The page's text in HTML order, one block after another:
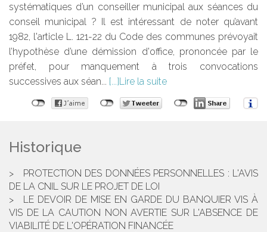
systématiques d’un conseiller municipal aux séances du
conseil municipal ? Il est intéressant de noter qu’avant
1982, l'article L. 121-22 du Code des communes prévoyait
l’hypothèse d’une démission d'office, prononcée par le
préfet, pour manquement à trois convocations
successives aux séan...
Lire la suite
Historique
PROTECTION DES DONNÉES PERSONNELLES : L'AVIS
DE LA CNIL SUR LE PROJET DE LOI
LE DEVOIR DE MISE EN GARDE DU BANQUIER VIS À
VIS DE LA CAUTION NON AVERTIE SUR L'ABSENCE DE
VIABILITÉ DE L'OPÉRATION FINANCÉE